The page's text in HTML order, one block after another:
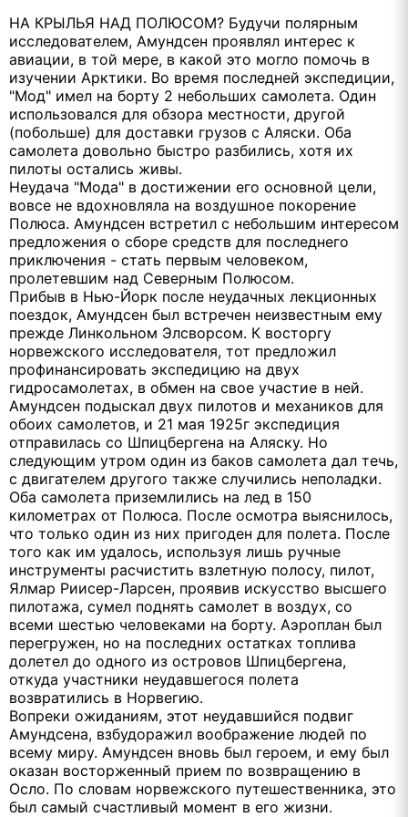
НА КРЫЛЬЯ НАД ПОЛЮСОМ? Будучи полярным
исследователем, Амундсен проявлял интерес к
авиации, в той мере, в какой это могло помочь в
изучении Арктики. Во время последней экспедиции,
"Мод" имел на борту 2 небольших самолета. Один
использовался для обзора местности, другой
(побольше) для доставки грузов с Аляски. Оба
самолета довольно быстро разбились, хотя их
пилоты остались живы.
Неудача "Мода" в достижении его основной цели,
вовсе не вдохновляла на воздушное покорение
Полюса. Амундсен встретил с небольшим интересом
предложения о сборе средств для последнего
приключения - стать первым человеком,
пролетевшим над Северным Полюсом.
Прибыв в Нью-Йорк после неудачных лекционных
поездок, Амундсен был встречен неизвестным ему
прежде Линкольном Элсворсом. К восторгу
норвежского исследователя, тот предложил
профинансировать экспедицию на двух
гидросамолетах, в обмен на свое участие в ней.
Амундсен подыскал двух пилотов и механиков для
обоих самолетов, и 21 мая 1925г экспедиция
отправилась со Шпицбергена на Аляску. Но
следующим утром один из баков самолета дал течь,
с двигателем другого также случились неполадки.
Оба самолета приземлились на лед в 150
километрах от Полюса. После осмотра выяснилось,
что только один из них пригоден для полета. После
того как им удалось, используя лишь ручные
инструменты расчистить взлетную полосу, пилот,
Ялмар Риисер-Ларсен, проявив искусство высшего
пилотажа, сумел поднять самолет в воздух, со
всеми шестью человеками на борту. Аэроплан был
перегружен, но на последних остатках топлива
долетел до одного из островов Шпицбергена,
откуда участники неудавшегося полета
возвратились в Норвегию.
Вопреки ожиданиям, этот неудавшийся подвиг
Амундсена, взбудоражил воображение людей по
всему миру. Амундсен вновь был героем, и ему был
оказан восторженный прием по возвращению в
Осло. По словам норвежского путешественника, это
был самый счастливый момент в его жизни.